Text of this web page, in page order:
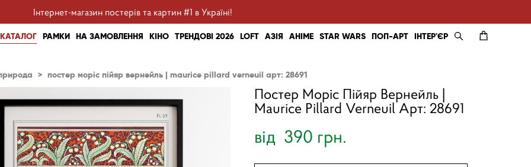
Інтернет-магазин постерів та картин #1 в Україні!
КАТАЛОГ РАМКИ НА ЗАМОВЛЕННЯ КІНО ТРЕНДОВІ 2026 LOFT АЗІЯ АНІМЕ STAR WARS ПОП-АРТ ІНТЕР'ЄР
> постер моріс пійяр вернейль | maurice pillard verneuil арт: 28691
Постер Моріс Пійяр Вернейль |
Maurice Pillard Verneuil Арт: 28691
від 390 грн.